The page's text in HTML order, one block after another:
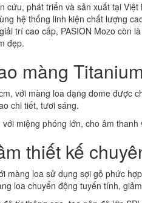
cứu, phát triển và sản xuất tại
hệ thống linh kiện chất lượng
trí cao cấp, PASION Mozo
đẹp.
màng
với màng loa dạng dome được
chi tiết, tươi sáng.
miệng phóng lớn, cho âm
thiết kế
màng loa sử dụng sợi gỗ phức
loa chuyển động tuyến tính,